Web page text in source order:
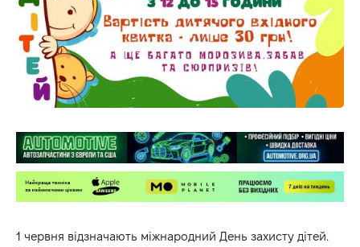
1 червня відзначають міжнародний День захисту дітей.